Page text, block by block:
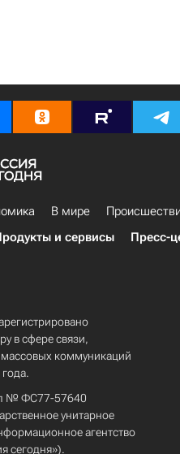
В мире
и сервисы Пресс-
в сфере связи,
коммуникаций
№ ФС77-57640
унитарное
агентство
сегодня»).